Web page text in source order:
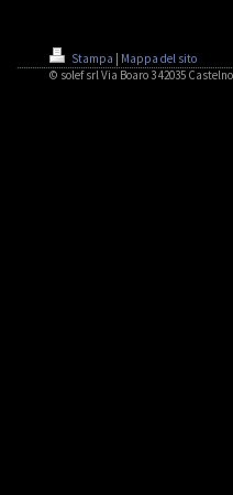
Stampa | Mappa del sito
© solef srl Via Boaro 3 42035